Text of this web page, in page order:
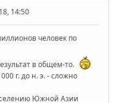
14:50
человек по
в общем-то.
г. до н. э. - сложно
Южной Азии